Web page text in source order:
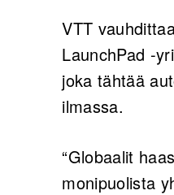
VTT
LaunchPad -
joka tähtää
ilmassa.
“Globaalit
monipuolista